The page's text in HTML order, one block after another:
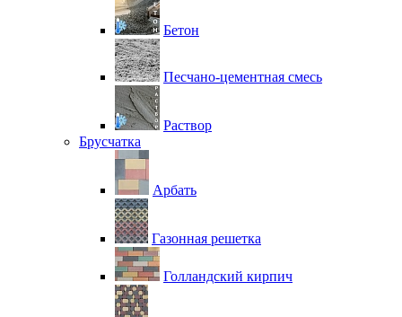
Бетон
Песчано-цементная смесь
Раствор
Брусчатка
Арбать
Газонная решетка
Голландский кирпич